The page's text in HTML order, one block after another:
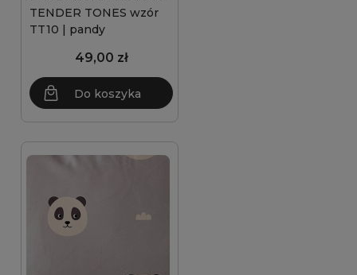
TENDER TONES wzór
TT10 | pandy
49,00 zł
Do koszyka